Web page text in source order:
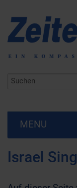
MENU
Israel